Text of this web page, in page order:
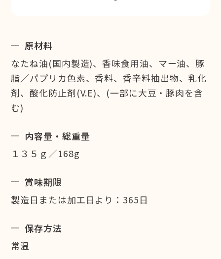
原材料
なたね油(国内製造)、香味食用油、マー油、豚
脂／パプリカ色素、香料、香辛料抽出物、乳化
剤、酸化防止剤(V.E)、(一部に大豆・豚肉を含
む)
内容量・総重量
１３５ｇ／168g
賞味期限
製造日または加工日より：365日
保存方法
常温